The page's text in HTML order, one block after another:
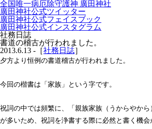
全国唯一病厄除守護神 廣田神社
ホーム
廣田神社について
お願いごと
神前結婚式
ご相談
廣田神社公式ツイッター
廣田神社公式フェイスブック
廣田神社公式インスタグラム
社務日誌
書道の稽古が行われました。
2013.6.13 -［社務日誌］
夕方より恒例の書道稽古が行われました。
今回の楷書は「家族」という字です。
祝詞の中では頻繁に、「親族家族（うからやから
が多いため、祝詞を浄書する際に必然と書く機会